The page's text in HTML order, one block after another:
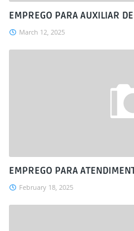
EMPREGO PARA AUXILIAR
March 12, 2025
EMPREGO PARA
February 18, 2025